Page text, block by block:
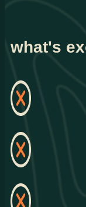
what's